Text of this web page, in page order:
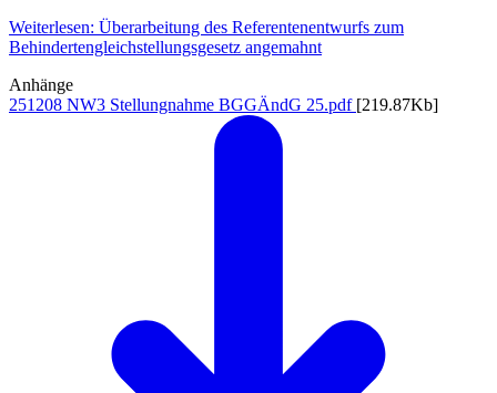
Weiterlesen: Überarbeitung des Referentenentwurfs zum
Behindertengleichstellungsgesetz angemahnt
Anhänge
251208 NW3 Stellungnahme BGGÄndG 25.pdf [219.87Kb]